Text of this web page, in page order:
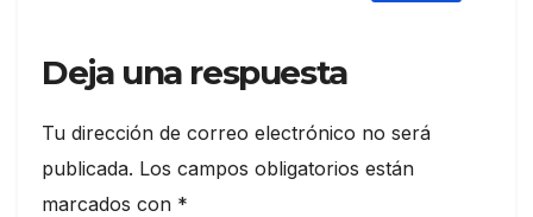
Deja una respuesta
Tu dirección de correo electrónico no será
publicada. Los campos obligatorios están
marcados con *